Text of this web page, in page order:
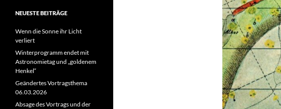
NEUESTE BEITRÄGE
Wenn die Sonne ihr Licht
verliert
Winterprogramm endet mit
Astronomietag und „goldenem
Henkel“
Geändertes Vortragsthema
06.03.2026
Absage des Vortrags und der